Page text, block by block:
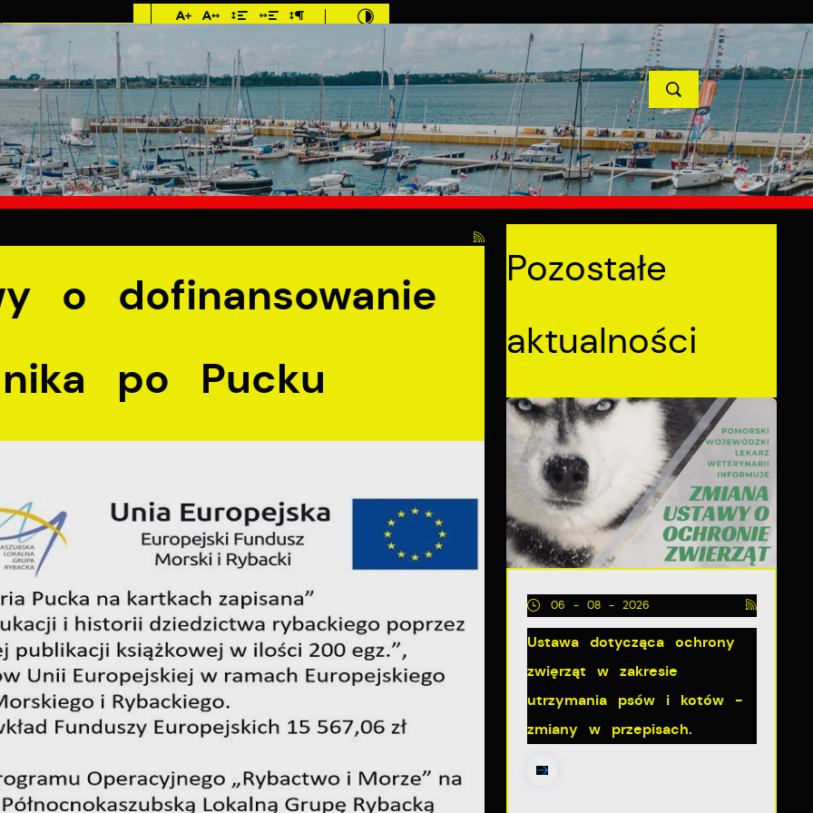
Imieniny: Iza,
Cyprian, Dominik
MIESZKANIEC TURYSTYKA INWESTYCJE PROJEKTY UNIJNE KONTAKT
wydania przewodnika po Pucku POPRZEDNI NASTĘPNY
o dofinansowanie
po Pucku
Pozostałe
aktualności
06 - 08 - 2026
Ustawa dotycząca ochrony
zwięrząt w zakresie
utrzymania psów i kotów -
zmiany w przepisach.